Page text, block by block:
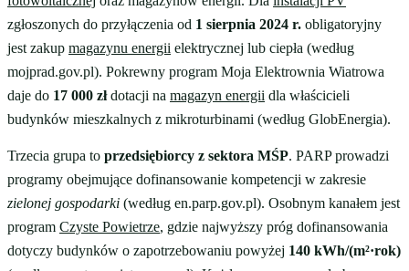
zgłoszonych do przyłączenia od 1 sierpnia 2024 r. obligatoryjny
jest zakup magazynu energii elektrycznej lub ciepła (według
mojprad.gov.pl). Pokrewny program Moja Elektrownia Wiatrowa
daje do 17 000 złdotacji na magazyn energii dla właścicieli
budynków mieszkalnych z mikroturbinami (według GlobEnergia).
Trzecia grupa to przedsiębiorcy z sektora MŚP. PARP prowadzi
programy obejmujące dofinansowanie kompetencji w zakresie
zielonej gospodarki (według en.parp.gov.pl). Osobnym kanałem jest
program Czyste Powietrze, gdzie najwyższy próg dofinansowania
dotyczy budynków o zapotrzebowaniu powyżej 140 kWh/(m²·rok)